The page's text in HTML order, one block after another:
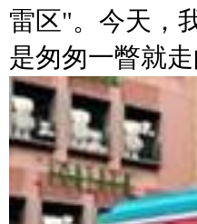
雷区"。今天，
是匆匆一瞥就